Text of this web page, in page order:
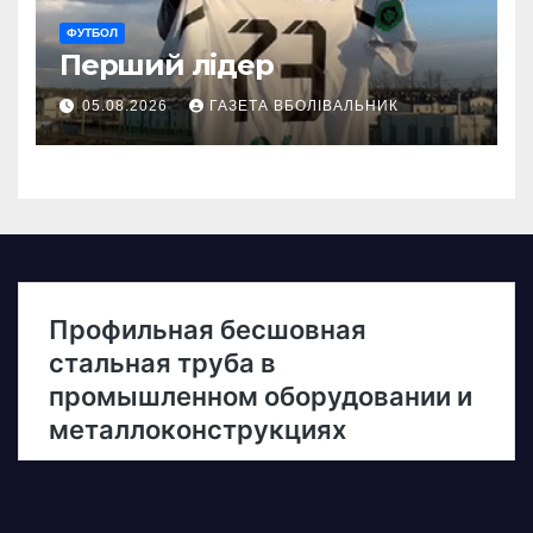
ФУТБОЛ
Перший лідер
05.08.2026 ГАЗЕТА ВБОЛІВАЛЬНИК